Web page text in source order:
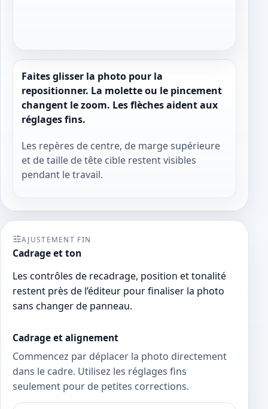
Faites glisser la photo pour la
repositionner. La molette ou le pincement
changent le zoom. Les flèches aident aux
réglages fins.
Les repères de centre, de marge supérieure
et de taille de tête cible restent visibles
pendant le travail.
AJUSTEMENT FIN
Cadrage et ton
Les contrôles de recadrage, position et tonalité
restent près de l’éditeur pour finaliser la photo
sans changer de panneau.
Cadrage et alignement
Commencez par déplacer la photo directement
dans le cadre. Utilisez les réglages fins
seulement pour de petites corrections.